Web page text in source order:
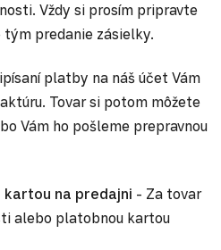
Vždy si prosím pripravte
predanie zásielky.
platby na náš účet Vám
Tovar si potom môžete
Vám ho pošleme prepravnou
na predajni - Za tovar
alebo platobnou kartou